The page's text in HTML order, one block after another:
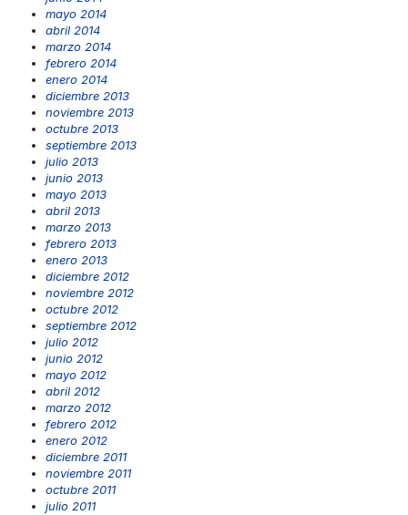
mayo 2014
abril 2014
marzo 2014
febrero 2014
enero 2014
diciembre 2013
noviembre 2013
octubre 2013
septiembre 2013
julio 2013
junio 2013
mayo 2013
abril 2013
marzo 2013
febrero 2013
enero 2013
diciembre 2012
noviembre 2012
octubre 2012
septiembre 2012
julio 2012
junio 2012
mayo 2012
abril 2012
marzo 2012
febrero 2012
enero 2012
diciembre 2011
noviembre 2011
octubre 2011
julio 2011